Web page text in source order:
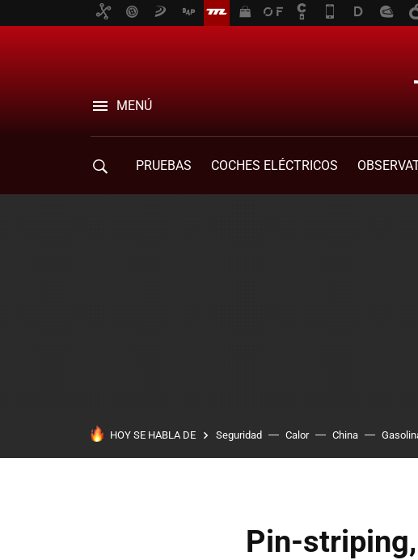
MENÚ
PRUEBAS COCHES ELÉCTRICOS
HOY SE HABLA DE Seguridad Calor China
Pin-